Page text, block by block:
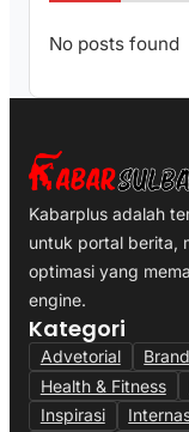
No posts found
Kabarplus adalah
untuk portal berita,
optimasi yang
engine.
Kategori
Advetorial
Health & Fitness
Inspirasi